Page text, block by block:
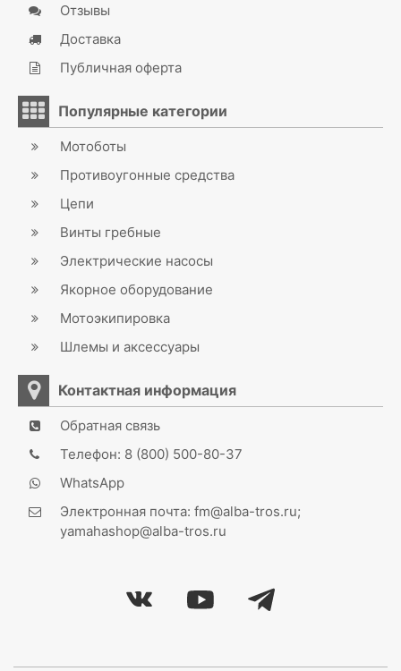
Отзывы
Доставка
Публичная оферта
Популярные категории
Мотоботы
Противоугонные средства
Цепи
Винты гребные
Электрические насосы
Якорное оборудование
Мотоэкипировка
Шлемы и аксессуары
Контактная информация
Обратная связь
Телефон: 8 (800) 500-80-37
WhatsApp
Электронная почта: fm@alba-tros.ru;
yamahashop@alba-tros.ru